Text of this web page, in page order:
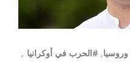
وروسيا, #الحرب في أوكرانيا ,